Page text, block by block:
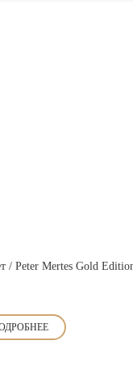
/ Peter Mertes Gold